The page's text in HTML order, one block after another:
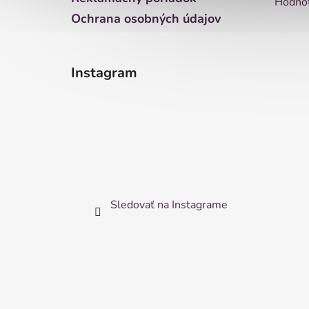
Ochrana osobných údajov
Instagram
Sledovať na Instagrame